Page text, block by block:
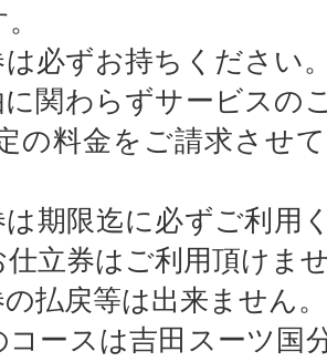
必ずお持ちください
関わらずサービスの
の料金をご請求させ
期限迄に必ずご利用
仕立券はご利用頂けま
払戻等は出来ません。
ースは吉田スーツ国